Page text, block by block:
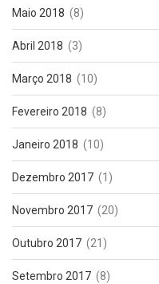
Maio 2018 (8)
Abril 2018 (3)
Março 2018 (10)
Fevereiro 2018 (8)
Janeiro 2018 (10)
Dezembro 2017 (1)
Novembro 2017 (20)
Outubro 2017 (21)
Setembro 2017 (8)